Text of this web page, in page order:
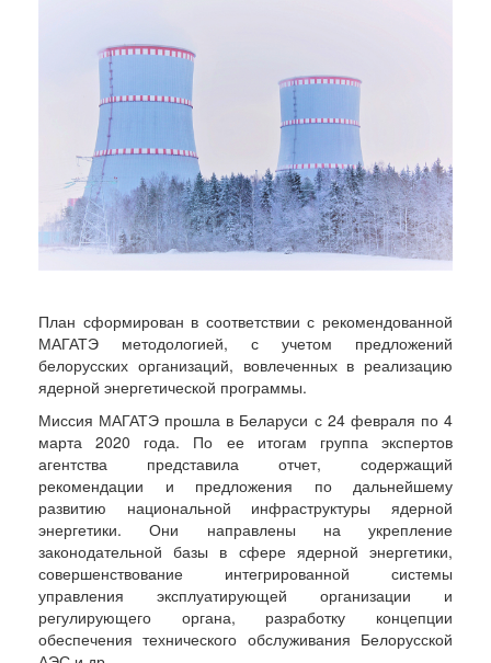
План сформирован в соответствии с рекомендованной
МАГАТЭ методологией, с учетом предложений
белорусских организаций, вовлеченных в реализацию
ядерной энергетической программы.
Миссия МАГАТЭ прошла в Беларуси с 24 февраля по 4
марта 2020 года. По ее итогам группа экспертов
агентства представила отчет, содержащий
рекомендации и предложения по дальнейшему
развитию национальной инфраструктуры ядерной
энергетики. Они направлены на укрепление
законодательной базы в сфере ядерной энергетики,
совершенствование интегрированной системы
управления эксплуатирующей организации и
регулирующего органа, разработку концепции
обеспечения технического обслуживания Белорусской